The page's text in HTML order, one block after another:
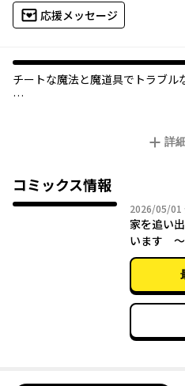
応援メッセージ
チートな魔法と魔道具でトラブル
教育のおかげで、立派な脳筋令嬢
の学院に入学することになり…!?
イケメン騎士に一目惚れされるは
まさかのトラブル続出でーー!?
脳筋令嬢がおくる異世界コメデ
詳
コミックス情報
2026/05/01
家を追い
います ～
便利なセ